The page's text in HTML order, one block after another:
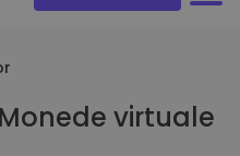
virtuale